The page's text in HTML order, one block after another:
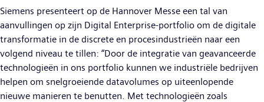
Siemens presenteert op de Hannover Messe een tal van
aanvullingen op zijn Digital Enterprise-portfolio om de digitale
transformatie in de discrete en procesindustrieën naar een
volgend niveau te tillen: “Door de integratie van geavanceerde
technologieën in ons portfolio kunnen we industriële bedrijven
helpen om snelgroeiende datavolumes op uiteenlopende
nieuwe manieren te benutten. Met technologieën zoals